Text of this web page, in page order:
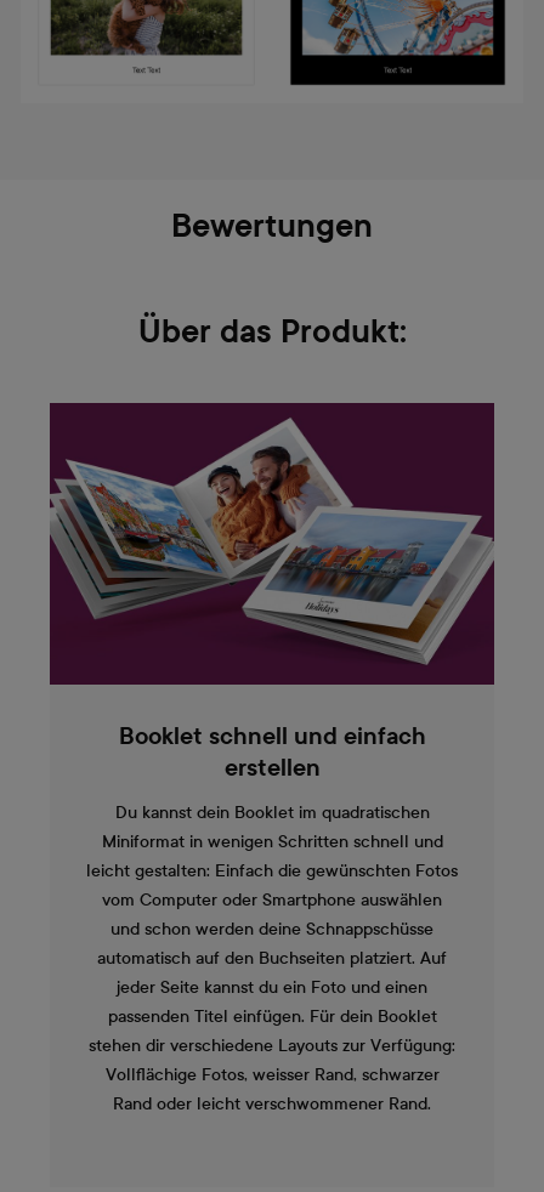
Bewertungen
Über das Produkt:
Booklet schnell und einfach
erstellen
Du kannst dein Booklet im quadratischen
Miniformat in wenigen Schritten schnell und
leicht gestalten: Einfach die gewünschten Fotos
vom Computer oder Smartphone auswählen
und schon werden deine Schnappschüsse
automatisch auf den Buchseiten platziert. Auf
jeder Seite kannst du ein Foto und einen
passenden Titel einfügen. Für dein Booklet
stehen dir verschiedene Layouts zur Verfügung:
Vollflächige Fotos, weisser Rand, schwarzer
Rand oder leicht verschwommener Rand.